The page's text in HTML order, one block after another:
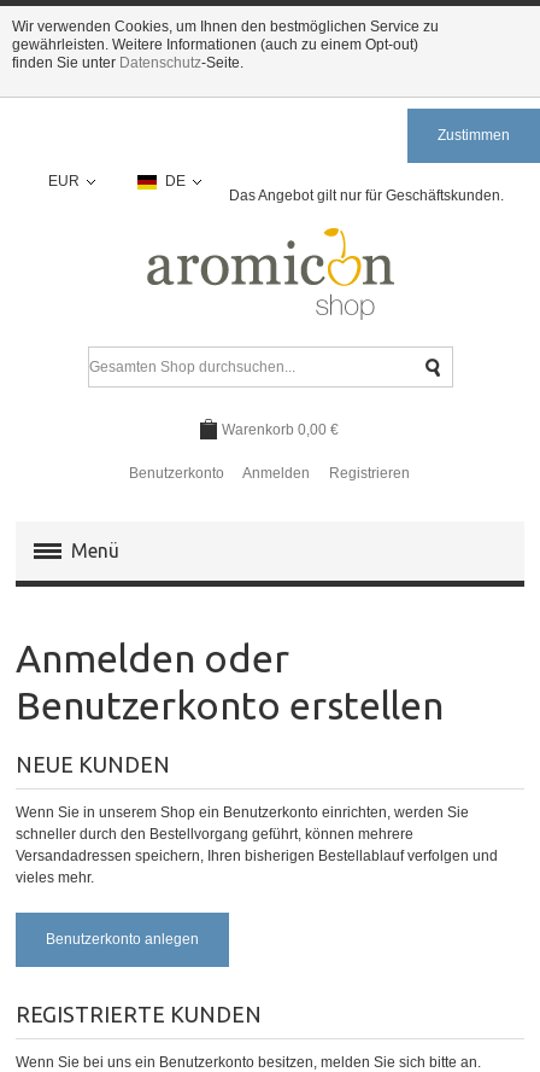
Wir verwenden Cookies, um Ihnen den bestmöglichen Service zu
gewährleisten. Weitere Informationen (auch zu einem Opt-out)
finden Sie unter Datenschutz-Seite.
Zustimmen
EUR
DE
Das Angebot gilt nur für Geschäftskunden.
Warenkorb0,00 €
Benutzerkonto Anmelden Registrieren
Menü
Magento 2 Extensions
Service
Anmelden oder
Benutzerkonto erstellen
NEUE KUNDEN
Wenn Sie in unserem Shop ein Benutzerkonto einrichten, werden Sie
schneller durch den Bestellvorgang geführt, können mehrere
Versandadressen speichern, Ihren bisherigen Bestellablauf verfolgen und
vieles mehr.
Benutzerkonto anlegen
REGISTRIERTE KUNDEN
Wenn Sie bei uns ein Benutzerkonto besitzen, melden Sie sich bitte an.